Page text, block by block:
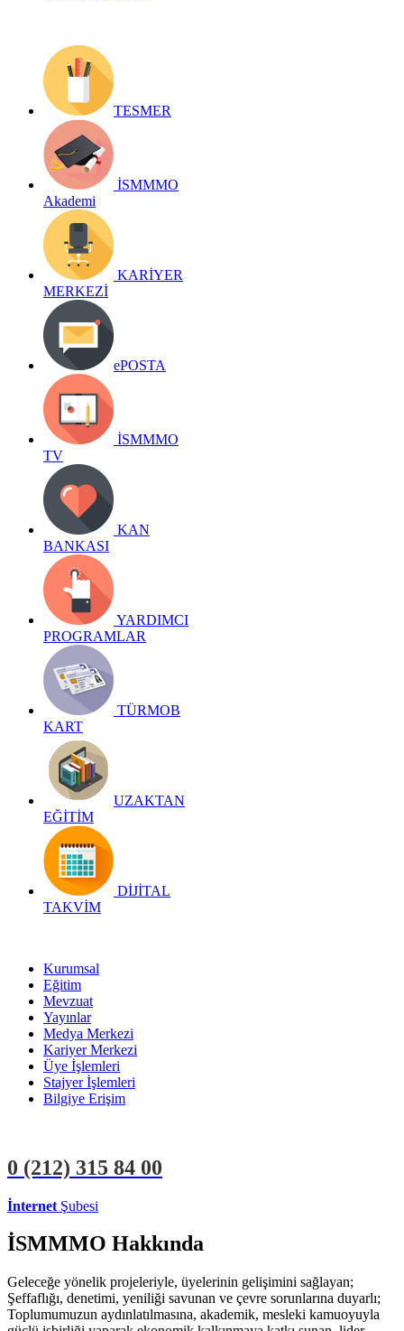
TESMER
İSMMMO
Akademi
KARİYER
MERKEZİ
ePOSTA
İSMMMO
TV
KAN
BANKASI
YARDIMCI
PROGRAMLAR
TÜRMOB
KART
UZAKTAN
EĞİTİM
DİJİTAL
TAKVİM
Kurumsal
Eğitim
Mevzuat
Yayınlar
Medya Merkezi
Kariyer Merkezi
Üye İşlemleri
Stajyer İşlemleri
Bilgiye Erişim
0 (212) 315 84 00
İnternet Şubesi
İSMMMO Hakkında
Geleceğe yönelik projeleriyle, üyelerinin gelişimini sağlayan;
Şeffaflığı, denetimi, yeniliği savunan ve çevre sorunlarına duyarlı;
Toplumumuzun aydınlatılmasına, akademik, mesleki kamuoyuyla